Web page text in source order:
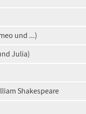
und ...)
Julia)
Shakespeare